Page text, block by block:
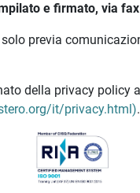
e firmato, via
previa
della privacy policy
it/privacy.html).